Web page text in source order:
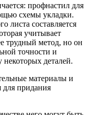
профнастил для
схемы укладки.
листа составляется
учитывает
трудный метод, но он
точности и
деталей.
материалы и
для придания